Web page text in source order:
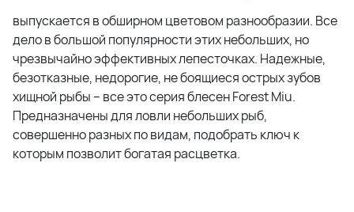
выпускается в обширном цветовом разнообразии. Все
дело в большой популярности этих небольших, но
чрезвычайно эффективных лепесточках. Надежные,
безотказные, недорогие, не боящиеся острых зубов
хищной рыбы – все это серия блесен Forest Miu.
Предназначены для ловли небольших рыб,
совершенно разных по видам, подобрать ключ к
которым позволит богатая расцветка.